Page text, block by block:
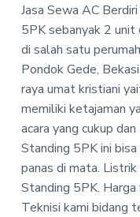
-
I
n
d
o
j
a
y
a
R
e
n
t
a
l
Jasa Sewa AC
5PK sebanyak 2 unit
di salah satu
Pondok Gede,
raya umat kristiani
memiliki ketajaman
acara yang cukup
Standing 5PK ini
panas di mata.
Standing 5PK. Harga
Teknisi kami bidang